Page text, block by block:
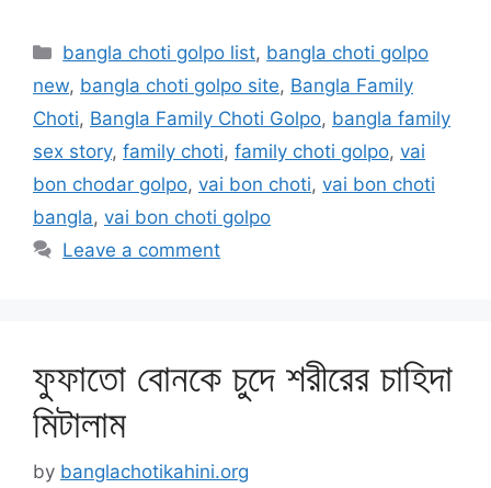
Categories
bangla choti golpo list, bangla choti golpo
new, bangla choti golpo site, Bangla Family
Choti, Bangla Family Choti Golpo, bangla family
sex story, family choti, family choti golpo, vai
bon chodar golpo, vai bon choti, vai bon choti
bangla, vai bon choti golpo
Leave a comment
ফুফাতো বোনকে চুদে শরীরের চাহিদা
মিটালাম
by banglachotikahini.org